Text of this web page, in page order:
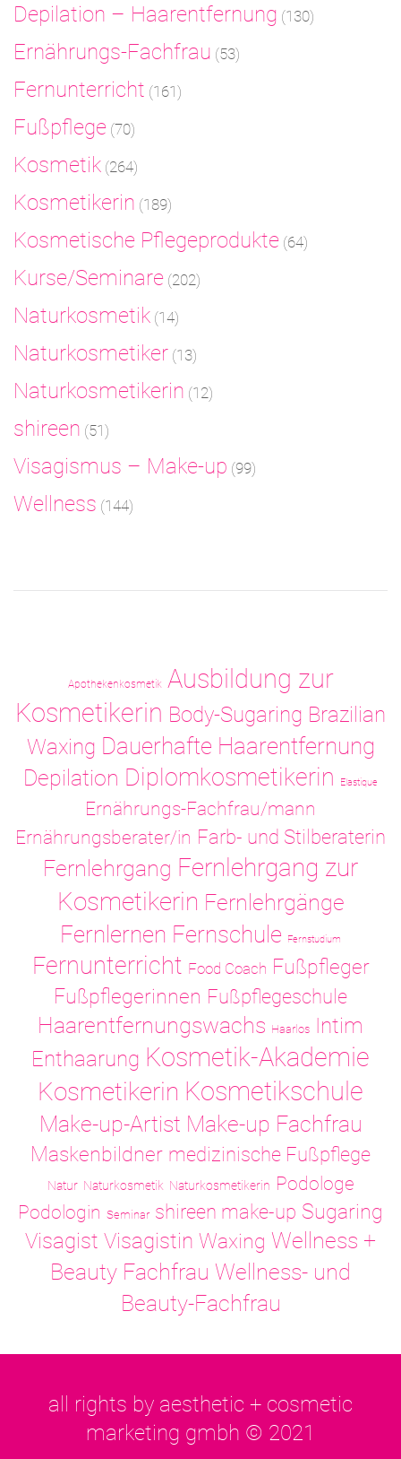
Depilation – Haarentfernung (130)
Ernährungs-Fachfrau (53)
Fernunterricht (161)
Fußpflege (70)
Kosmetik (264)
Kosmetikerin (189)
Kosmetische Pflegeprodukte (64)
Kurse/Seminare (202)
Naturkosmetik (14)
Naturkosmetiker (13)
Naturkosmetikerin (12)
shireen (51)
Visagismus – Make-up (99)
Wellness (144)
Apothekenkosmetik Ausbildung zur
Kosmetikerin Body-Sugaring Brazilian
Waxing Dauerhafte Haarentfernung
Depilation Diplomkosmetikerin Elastique
Ernährungs-Fachfrau/mann
Ernährungsberater/in Farb- und Stilberaterin
Fernlehrgang Fernlehrgang zur
Kosmetikerin Fernlehrgänge
Fernlernen Fernschule Fernstudium
Fernunterricht Food Coach Fußpfleger
Fußpflegerinnen Fußpflegeschule
Haarentfernungswachs Haarlos Intim
Enthaarung Kosmetik-Akademie
Kosmetikerin Kosmetikschule
Make-up-Artist Make-up Fachfrau
Maskenbildner medizinische Fußpflege
Natur Naturkosmetik Naturkosmetikerin Podologe
Podologin Seminar shireen make-up Sugaring
Visagist Visagistin Waxing Wellness +
Beauty Fachfrau Wellness- und
Beauty-Fachfrau
all rights by aesthetic + cosmetic
marketing gmbh © 2021